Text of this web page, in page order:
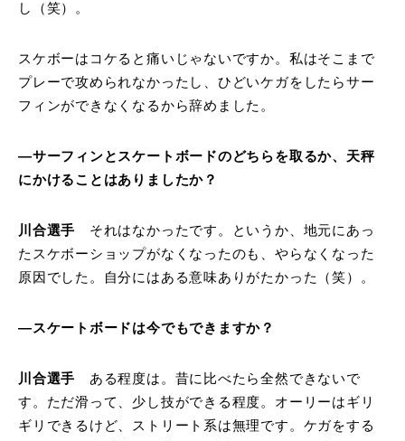
し（笑）。
スケボーはコケると痛いじゃないですか。私はそこまで
プレーで攻められなかったし、ひどいケガをしたらサー
フィンができなくなるから辞めました。
―サーフィンとスケートボードのどちらを取るか、天秤
にかけることはありましたか？
川合選手 それはなかったです。というか、地元にあっ
たスケボーショップがなくなったのも、やらなくなった
原因でした。自分にはある意味ありがたかった（笑）。
―スケートボードは今でもできますか？
川合選手 ある程度は。昔に比べたら全然できないで
す。ただ滑って、少し技ができる程度。オーリーはギリ
ギリできるけど、ストリート系は無理です。ケガをする